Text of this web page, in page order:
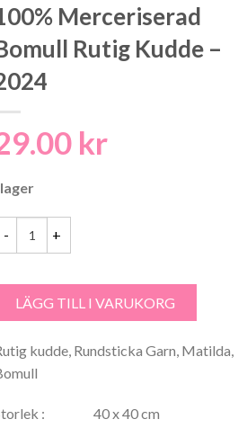
Merceriserad
Rutig Kudde –
kr
LÄGG TILL I VARUKORG
kudde, Rundsticka Garn, Matilda,
: 40 x 40 cm